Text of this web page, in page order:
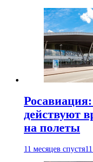
действуют
на полеты
11 месяцев спустя